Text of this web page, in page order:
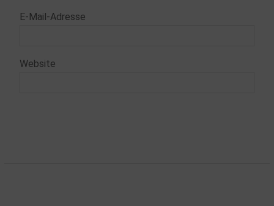
E-Mail-Adresse
Website